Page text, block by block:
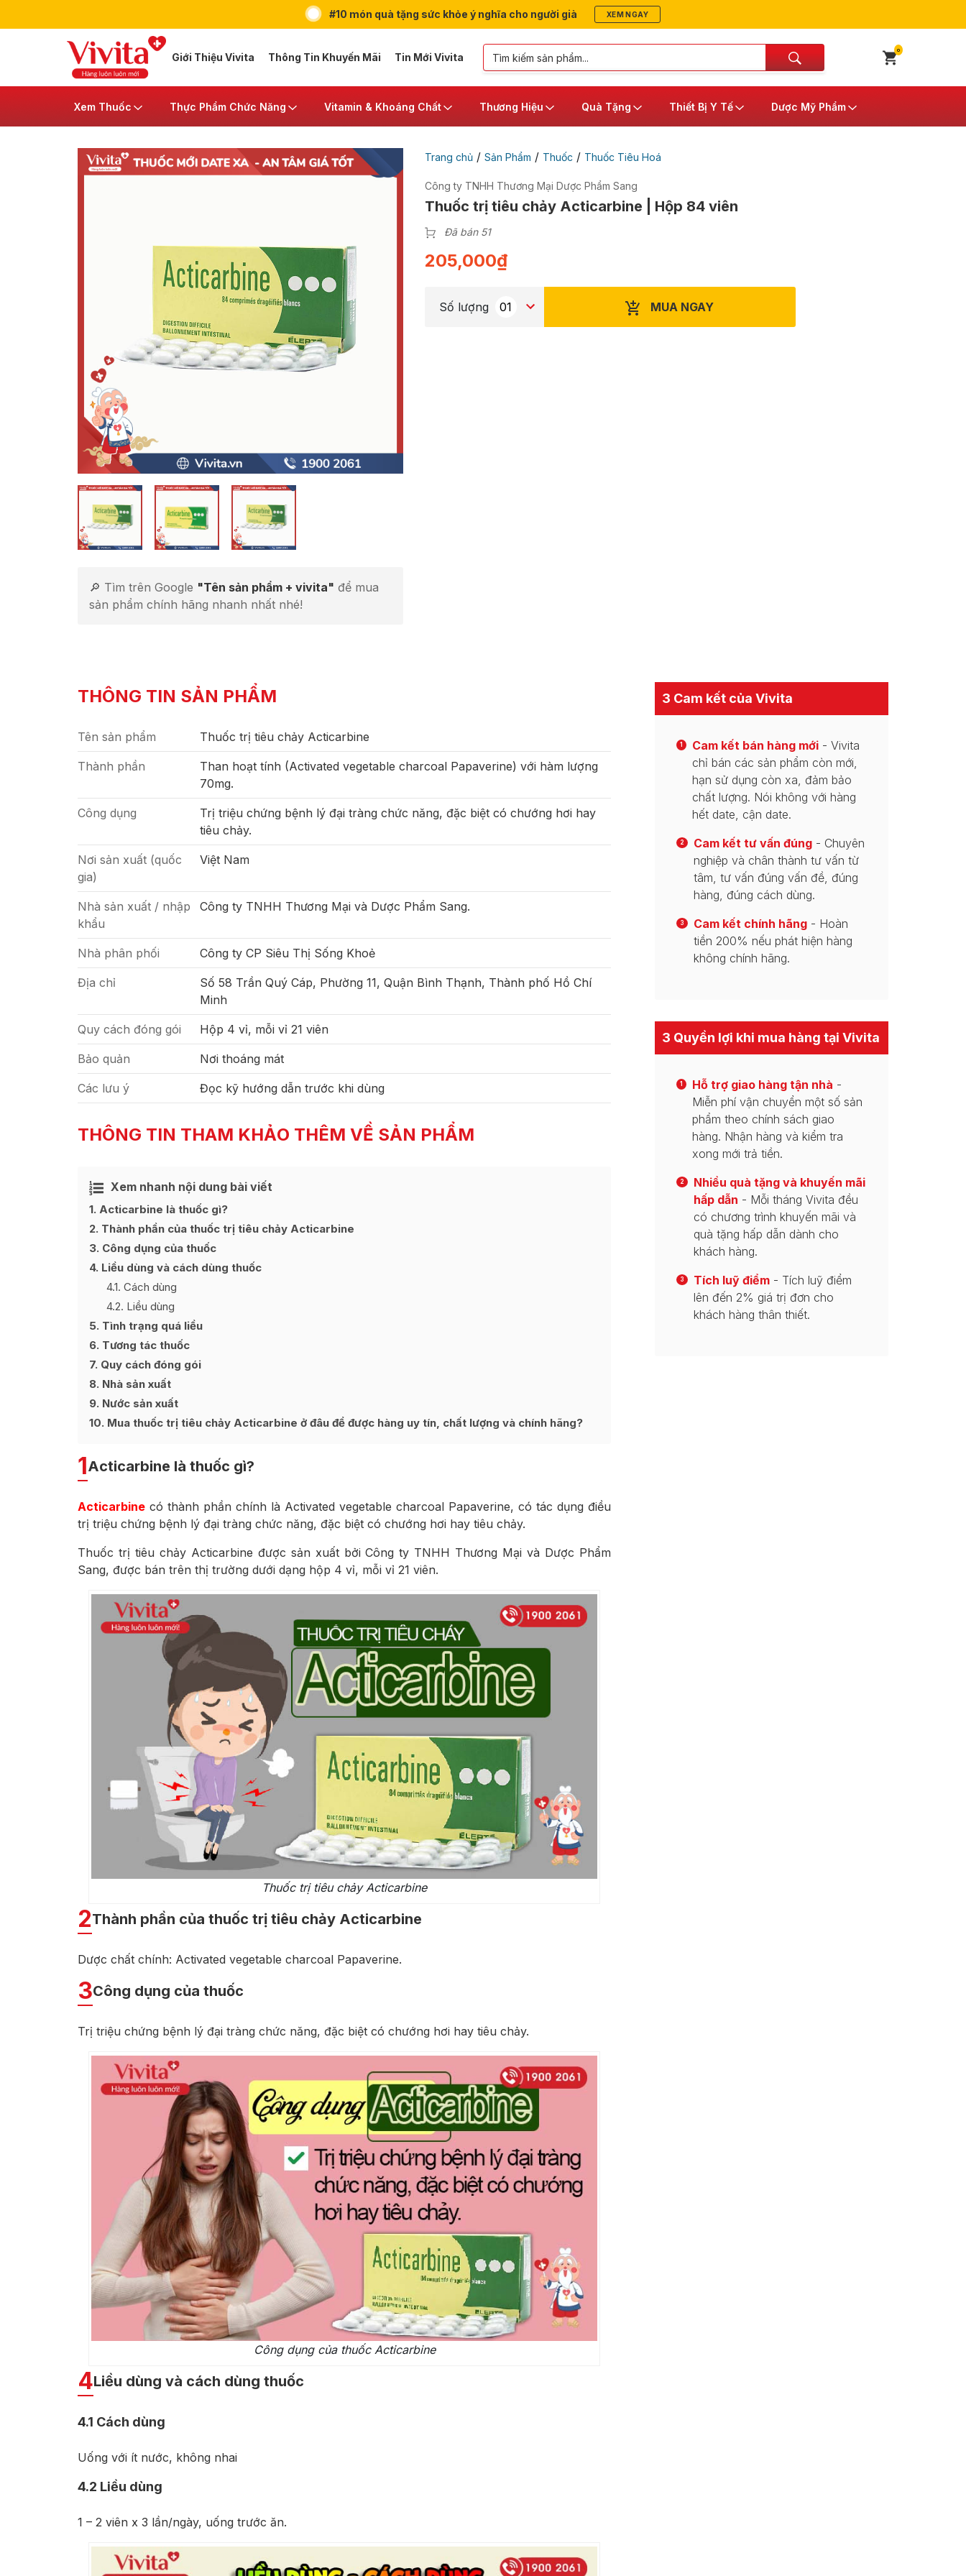
#10 món quà tặng sức khỏe ý nghĩa cho người già XEM NGAY
Giới Thiệu Vivita Thông Tin Khuyến Mãi Tin Mới Vivita
0
Xem Thuốc Thực Phẩm Chức Năng Vitamin & Khoáng Chất Thương Hiệu Quà Tặng Thiết Bị Y Tế Dược Mỹ Phẩm
🔎 Tìm trên Google "Tên sản phẩm + vivita" để mua
sản phẩm chính hãng nhanh nhất nhé!
Trang chủ/ Sản Phẩm / Thuốc / Thuốc Tiêu Hoá
Công ty TNHH Thương Mại Dược Phẩm Sang
Thuốc trị tiêu chảy Acticarbine | Hộp 84 viên
Đã bán 51
205,000₫
Số lượng MUA NGAY
THÔNG TIN SẢN PHẨM
Tên sản phẩm Thuốc trị tiêu chảy Acticarbine
Thành phần
Than hoạt tính (Activated vegetable charcoal Papaverine) với hàm lượng
70mg.
Công dụng
Trị triệu chứng bệnh lý đại tràng chức năng, đặc biệt có chướng hơi hay
tiêu chảy.
Nơi sản xuất (quốc
gia)
Việt Nam
Nhà sản xuất / nhập
khẩu
Công ty TNHH Thương Mại và Dược Phẩm Sang.
Nhà phân phối Công ty CP Siêu Thị Sống Khoẻ
Địa chỉ
Số 58 Trần Quý Cáp, Phường 11, Quận Bình Thạnh, Thành phố Hồ Chí
Minh
Quy cách đóng gói Hộp 4 vỉ, mỗi vỉ 21 viên
Bảo quản Nơi thoáng mát
Các lưu ý Đọc kỹ hướng dẫn trước khi dùng
THÔNG TIN THAM KHẢO THÊM VỀ SẢN PHẨM
Xem nhanh nội dung bài viết
Ẩn
1 Acticarbine là thuốc gì?
2 Thành phần của thuốc trị tiêu chảy Acticarbine
3 Công dụng của thuốc
4 Liều dùng và cách dùng thuốc
4.1 Cách dùng
4.2 Liều dùng
5 Tình trạng quá liều
6 Tương tác thuốc
7 Quy cách đóng gói
8 Nhà sản xuất
9 Nước sản xuất
10 Mua thuốc trị tiêu chảy Acticarbine ở đâu để được hàng uy tín, chất lượng và chính hãng?
1Acticarbine là thuốc gì?
Acticarbine có thành phần chính là Activated vegetable charcoal Papaverine, có tác dụng điều
trị triệu chứng bệnh lý đại tràng chức năng, đặc biệt có chướng hơi hay tiêu chảy.
Thuốc trị tiêu chảy Acticarbine được sản xuất bởi Công ty TNHH Thương Mại và Dược Phẩm
Sang, được bán trên thị trường dưới dạng hộp 4 vỉ, mỗi vỉ 21 viên.
Thuốc trị tiêu chảy Acticarbine
2Thành phần của thuốc trị tiêu chảy Acticarbine
Dược chất chính: Activated vegetable charcoal Papaverine.
3Công dụng của thuốc
Trị triệu chứng bệnh lý đại tràng chức năng, đặc biệt có chướng hơi hay tiêu chảy.
Công dụng của thuốc Acticarbine
4Liều dùng và cách dùng thuốc
4.1 Cách dùng
Uống với ít nước, không nhai
4.2 Liều dùng
1 – 2 viên x 3 lần/ngày, uống trước ăn.
3 Cam kết của Vivita
1 Cam kết bán hàng mới - Vivita
chỉ bán các sản phẩm còn mới,
hạn sử dụng còn xa, đảm bảo
chất lượng. Nói không với hàng
hết date, cận date.
2 Cam kết tư vấn đúng - Chuyên
nghiệp và chân thành tư vấn từ
tâm, tư vấn đúng vấn đề, đúng
hàng, đúng cách dùng.
3 Cam kết chính hãng - Hoàn
tiền 200% nếu phát hiện hàng
không chính hãng.
3 Quyền lợi khi mua hàng tại Vivita
1 Hỗ trợ giao hàng tận nhà -
Miễn phí vận chuyển một số sản
phẩm theo chính sách giao
hàng. Nhận hàng và kiểm tra
xong mới trả tiền.
2
Nhiều quà tặng và khuyến mãi
hấp dẫn - Mỗi tháng Vivita đều
có chương trình khuyến mãi và
quà tặng hấp dẫn dành cho
khách hàng.
3 Tích luỹ điểm - Tích luỹ điểm
lên đến 2% giá trị đơn cho
khách hàng thân thiết.